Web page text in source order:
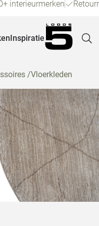
interieurmerken
Inspiratie
/Vloerkleden